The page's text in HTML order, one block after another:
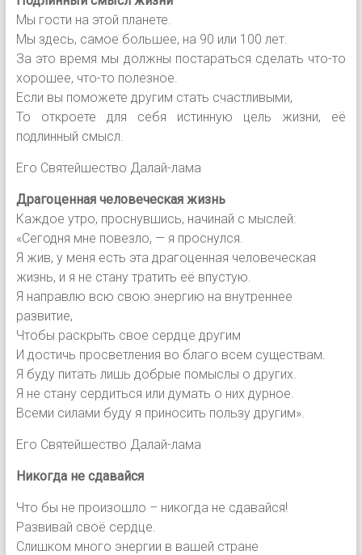
Мы гости на этой планете.
Мы здесь, самое большее, на 90 или 100 лет.
За это время мы должны постараться сделать что-то
хорошее, что-то полезное.
Если вы поможете другим стать счастливыми,
То откроете для себя истинную цель жизни, её
подлинный смысл.
Его Святейшество Далай-лама
Драгоценная человеческая жизнь
Каждое утро, проснувшись, начинай с мыслей:
«Сегодня мне повезло, — я проснулся.
Я жив, у меня есть эта драгоценная человеческая
жизнь, и я не стану тратить её впустую.
Я направлю всю свою энергию на внутреннее
развитие,
Чтобы раскрыть свое сердце другим
И достичь просветления во благо всем существам.
Я буду питать лишь добрые помыслы о других.
Я не стану сердиться или думать о них дурное.
Всеми силами буду я приносить пользу другим».
Его Святейшество Далай-лама
Никогда не сдавайся
Что бы не произошло – никогда не сдавайся!
Развивай своё сердце.
Слишком много энергии в вашей стране